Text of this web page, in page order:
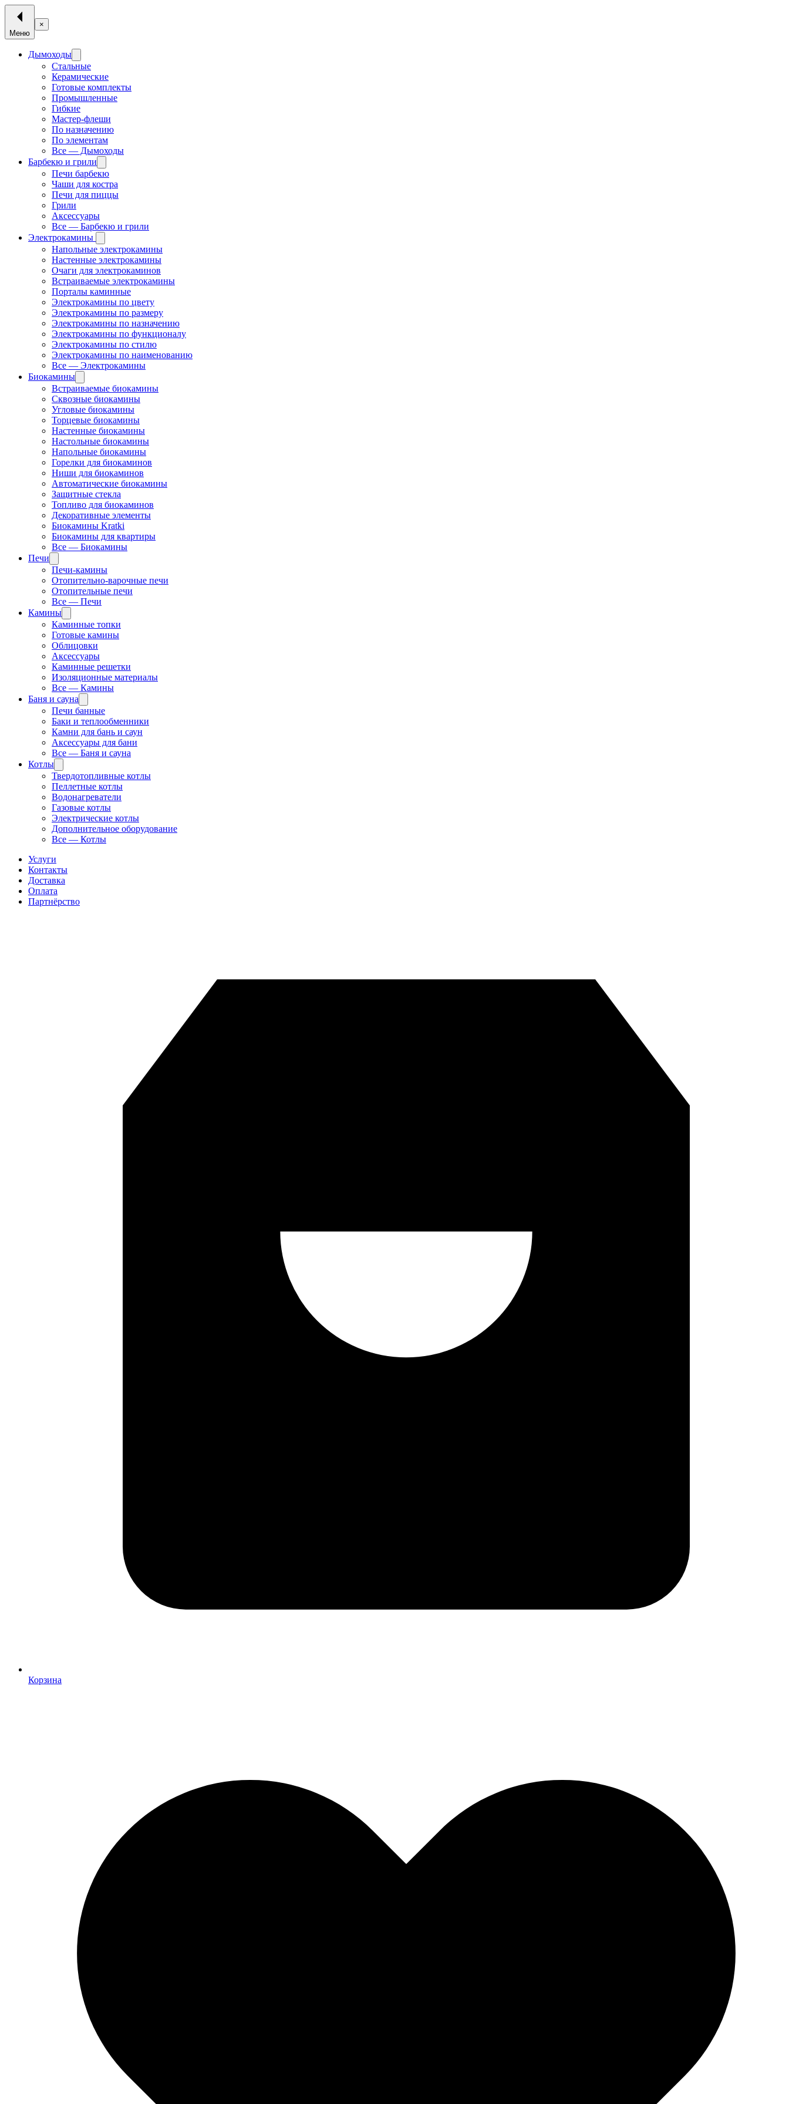
Меню
×
Дымоходы
Стальные
Керамические
Готовые комплекты
Промышленные
Гибкие
Мастер-флеши
По назначению
По элементам
Все — Дымоходы
Барбекю и грили
Печи барбекю
Чаши для костра
Печи для пиццы
Грили
Аксессуары
Все — Барбекю и грили
Электрокамины
Напольные электрокамины
Настенные электрокамины
Очаги для электрокаминов
Встраиваемые электрокамины
Порталы каминные
Электрокамины по цвету
Электрокамины по размеру
Электрокамины по назначению
Электрокамины по функционалу
Электрокамины по стилю
Электрокамины по наименованию
Все — Электрокамины
Биокамины
Встраиваемые биокамины
Сквозные биокамины
Угловые биокамины
Торцевые биокамины
Настенные биокамины
Настольные биокамины
Напольные биокамины
Горелки для биокаминов
Ниши для биокаминов
Автоматические биокамины
Защитные стекла
Топливо для биокаминов
Декоративные элементы
Биокамины Kratki
Биокамины для квартиры
Все — Биокамины
Печи
Печи-камины
Отопительно-варочные печи
Отопительные печи
Все — Печи
Камины
Каминные топки
Готовые камины
Облицовки
Аксессуары
Каминные решетки
Изоляционные материалы
Все — Камины
Баня и сауна
Печи банные
Баки и теплообменники
Камни для бань и саун
Аксессуары для бани
Все — Баня и сауна
Котлы
Твердотопливные котлы
Пеллетные котлы
Водонагреватели
Газовые котлы
Электрические котлы
Дополнительное оборудование
Все — Котлы
Услуги
Контакты
Доставка
Оплата
Партнёрство
Корзина